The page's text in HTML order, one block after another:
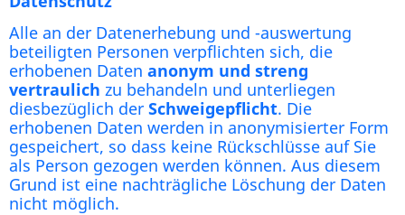
Alle an der Datenerhebung und -auswertung
beteiligten Personen verpflichten sich, die
erhobenen Daten anonym und streng
vertraulich zu behandeln und unterliegen
diesbezüglich der Schweigepflicht. Die
erhobenen Daten werden in anonymisierter Form
gespeichert, so dass keine Rückschlüsse auf Sie
als Person gezogen werden können. Aus diesem
Grund ist eine nachträgliche Löschung der Daten
nicht möglich.